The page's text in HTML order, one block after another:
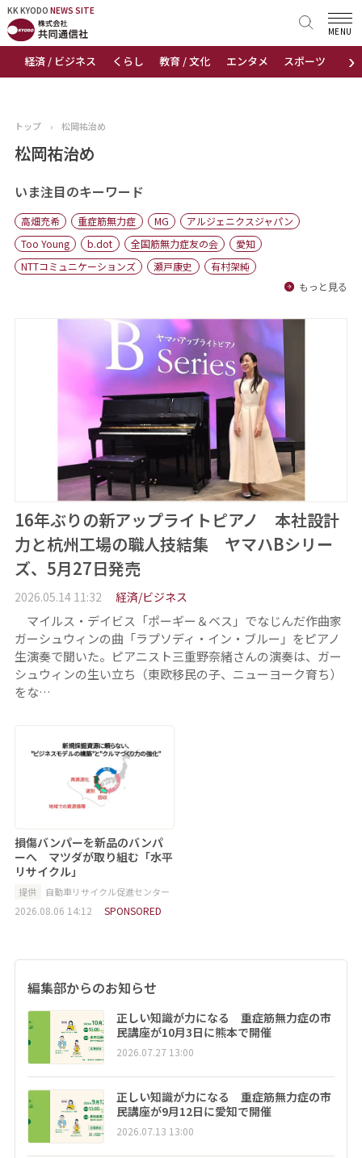
KK KYODO NEWS SITE
›
経済 / ビジネス くらし 教育 / 文化 エンタメ スポーツ 地域
MENU
KK KYODONEWS SITE
トップページ
ニュース
おすすめコンテンツ
出版物
会社概要
トップ › 松岡祐治め
松岡祐治め
いま注目のキーワード
高畑充希 重症筋無力症 MG
アルジェニクスジャパン
Too Young
b.dot 全国筋無力症友の会
愛知
NTTコミュニケーションズ
瀬戸康史
有村架純
もっと見る
16年ぶりの新アップライトピアノ 本社設計
力と杭州工場の職人技結集 ヤマハBシリー
ズ、5月27日発売
2026.05.14 11:32 経済/ビジネス
マイルス・デイビス「ポーギー＆ベス」でなじんだ作曲家
ガーシュウィンの曲「ラプソディ・イン・ブルー」をピアノ
生演奏で聞いた。ピアニスト三重野奈緒さんの演奏は、ガー
シュウィンの生い立ち（東欧移民の子、ニューヨーク育ち）
をな…
損傷バンパーを新品のバンパ
ーへ マツダが取り組む「水平
リサイクル」
提供 自動車リサイクル促進センター
2026.08.06 14:12 SPONSORED
編集部からのお知らせ
正しい知識が力になる 重症筋無力症の市
民講座が10月3日に熊本で開催
2026.07.27 13:00
正しい知識が力になる 重症筋無力症の市
民講座が9月12日に愛知で開催
2026.07.13 13:00